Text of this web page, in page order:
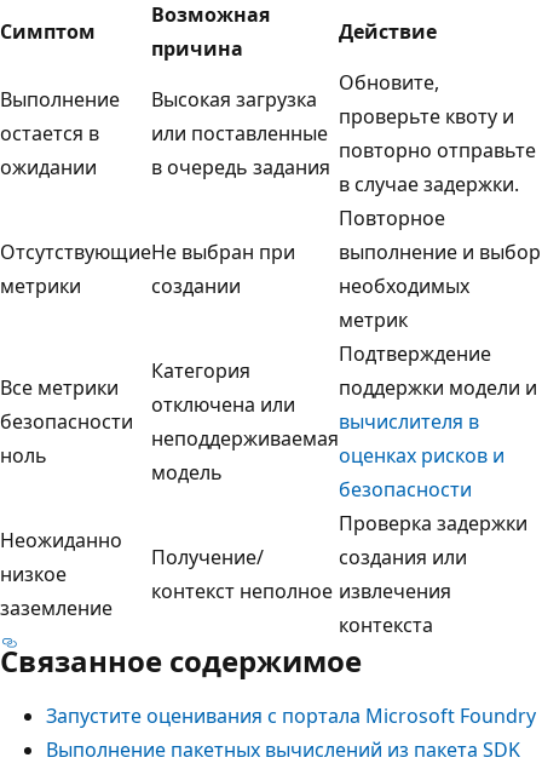
Симптом
Возможная
причина
Действие
Выполнение
остается в
ожидании
Высокая загрузка
или поставленные
в очередь задания
Обновите,
проверьте квоту и
повторно отправьте
в случае задержки.
Отсутствующие
метрики
Не выбран при
создании
Повторное
выполнение и выбор
необходимых
метрик
Все метрики
безопасности
ноль
Категория
отключена или
неподдерживаемая
модель
Подтверждение
поддержки модели и
вычислителя в
оценках рисков и
безопасности
Неожиданно
низкое
заземление
Получение/
контекст неполное
Проверка задержки
создания или
извлечения
контекста
Связанное содержимое
Запустите оценивания с портала Microsoft Foundry
Выполнение пакетных вычислений из пакета SDK